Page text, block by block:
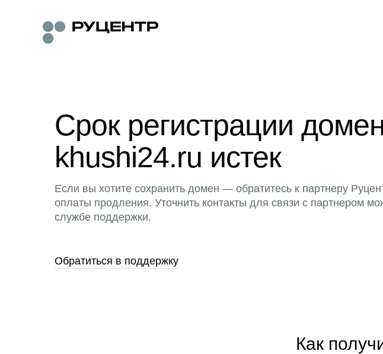
Срок регистрации
khushi24.ru истек
Если вы хотите сохранить домен — обратитесь к партнеру
оплаты продления. Уточнить контакты для связи с партнером
службе поддержки.
Обратиться в поддержку
Как